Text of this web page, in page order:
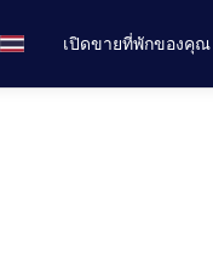
เปิดขายที่พักของคุณ